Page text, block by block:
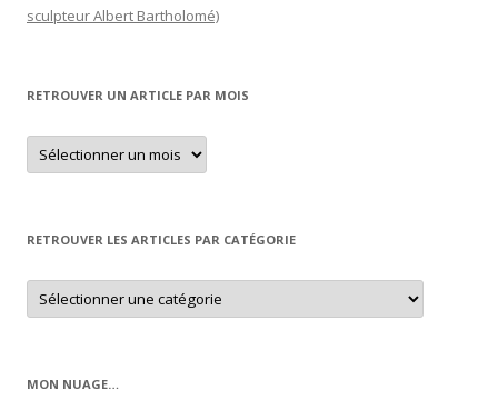
sculpteur Albert Bartholomé)
RETROUVER UN ARTICLE PAR MOIS
Retrouver
un
article
RETROUVER LES ARTICLES PAR CATÉGORIE
Retrouver
les
articles
MON NUAGE…